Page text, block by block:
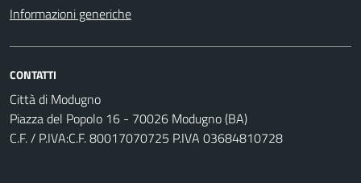
Informazioni generiche
CONTATTI
Città di Modugno
Piazza del Popolo 16 - 70026 Modugno (BA)
C.F. / P.IVA:C.F. 80017070725 P.IVA 03684810728